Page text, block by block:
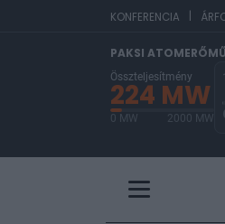
KONFERENCIA |
PAKSI
Összteljesítmény
224 MW
0 MW 2000 MW